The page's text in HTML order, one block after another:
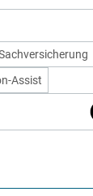
Assist